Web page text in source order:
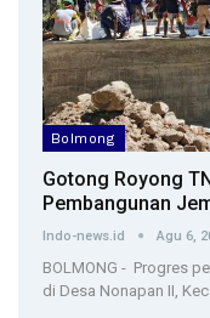
Bolmong
Gotong Royong
Pembangunan
Indo-news.id Agu 6,
BOLMONG - Progres
di Desa Nonapan II,